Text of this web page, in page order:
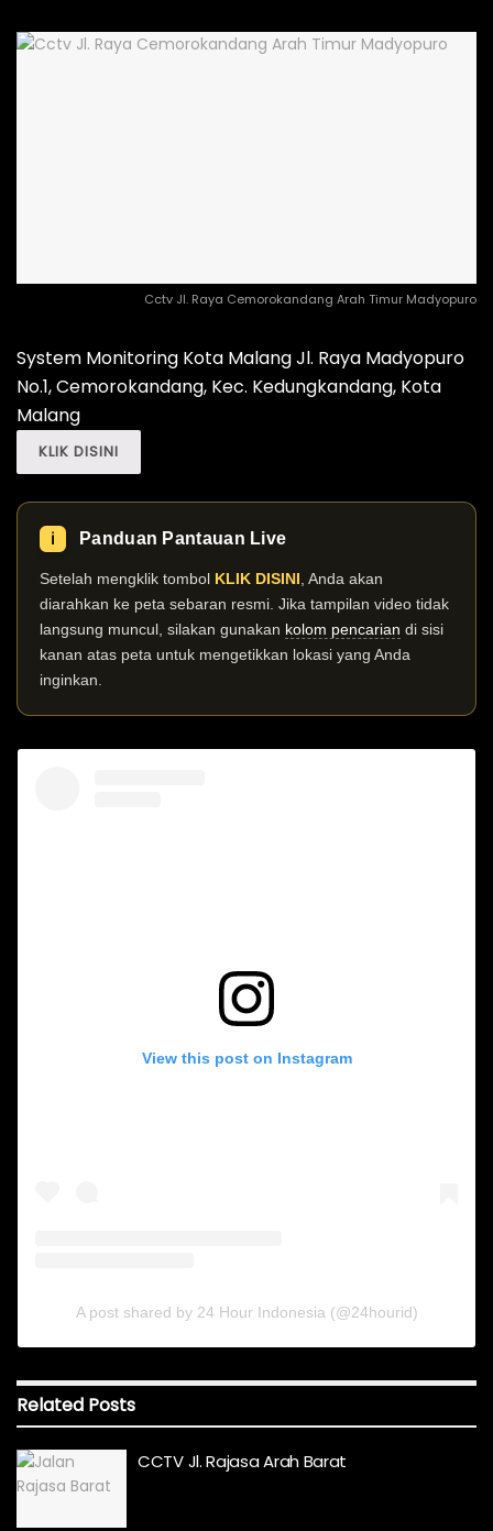
Cctv Jl. Raya Cemorokandang Arah Timur Madyopuro
System Monitoring Kota Malang Jl. Raya Madyopuro
No.1, Cemorokandang, Kec. Kedungkandang, Kota
Malang
KLIK DISINI
ℹ️ Panduan Pantauan Live
Setelah mengklik tombol KLIK DISINI, Anda akan
diarahkan ke peta sebaran resmi. Jika tampilan video tidak
langsung muncul, silakan gunakan kolom pencarian di sisi
kanan atas peta untuk mengetikkan lokasi yang Anda
inginkan.
View this post on Instagram
A post shared by 24 Hour Indonesia (@24hourid)
Related Posts
CCTV Jl. Rajasa Arah Barat